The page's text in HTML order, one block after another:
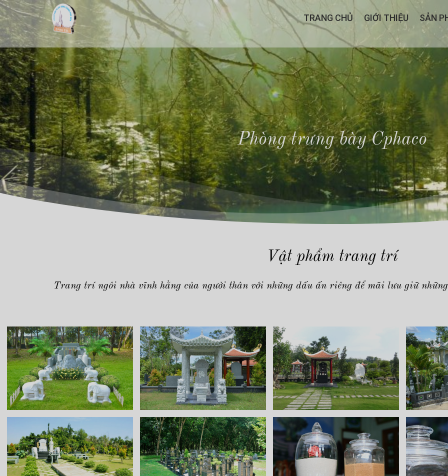
TRANG CHỦ GIỚI THIỆU SẢN
Phòng trưng bày Cphaco
Vật phẩm trang trí
Trang trí ngôi nhà vĩnh hằng của người thân với những dấu ấn riêng để mãi lưu giữ